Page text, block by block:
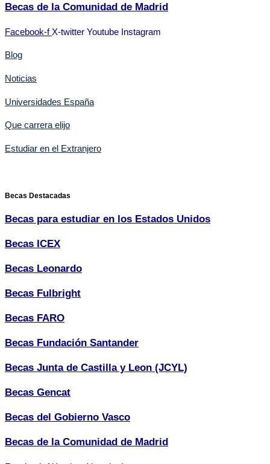
Becas de la Comunidad de Madrid
Facebook-f X-twitter Youtube Instagram
Blog
Noticias
Universidades España
Que carrera elijo
Estudiar en el Extranjero
Becas Destacadas
Becas para estudiar en los Estados Unidos
Becas ICEX
Becas Leonardo
Becas Fulbright
Becas FARO
Becas Fundación Santander
Becas Junta de Castilla y Leon (JCYL)
Becas Gencat
Becas del Gobierno Vasco
Becas de la Comunidad de Madrid